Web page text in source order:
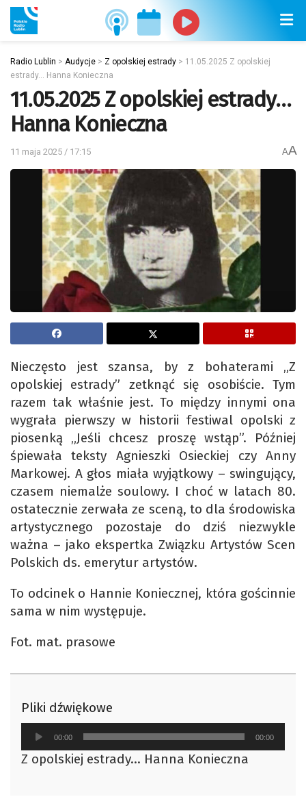
Radio Lublin > Audycje > Z opolskiej estrady > 11.05.2025 Z opolskiej
estrady… Hanna Konieczna
11.05.2025 Z opolskiej estrady…
Hanna Konieczna
11 maja 2025 / 17:15 AA
Nieczęsto jest szansa, by z bohaterami „Z
opolskiej estrady” zetknąć się osobiście. Tym
razem tak właśnie jest. To między innymi ona
wygrała pierwszy w historii festiwal opolski z
piosenką „Jeśli chcesz proszę wstąp”. Później
śpiewała teksty Agnieszki Osieckiej czy Anny
Markowej. A głos miała wyjątkowy – swingujący,
czasem niemalże soulowy. I choć w latach 80.
ostatecznie zerwała ze sceną, to dla środowiska
artystycznego pozostaje do dziś niezwykle
ważna – jako ekspertka Związku Artystów Scen
Polskich ds. emerytur artystów.
To odcinek o Hannie Koniecznej, która gościnnie
sama w nim występuje.
Fot. mat. prasowe
Pliki dźwiękowe
Odtwarzacz
plików
dźwiękowych
00:00 00:00
Z opolskiej estrady... Hanna Konieczna